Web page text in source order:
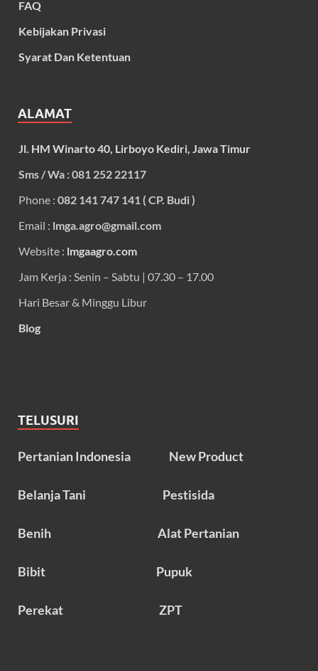
FAQ
Kebijakan Privasi
Syarat Dan Ketentuan
ALAMAT
Jl. HM Winarto 40, Lirboyo Kediri, Jawa Timur
Sms / Wa : 081 252 22117
Phone : 082 141 747 141 ( CP. Budi )
Email : lmga.agro@gmail.com
Website : lmgaagro.com
Jam Kerja : Senin – Sabtu | 07.30 – 17.00
Hari Besar & Minggu Libur
Blog
TELUSURI
Pertanian Indonesia New Product
Belanja Tani Pestisida
Benih Alat Pertanian
Bibit Pupuk
Perekat ZPT